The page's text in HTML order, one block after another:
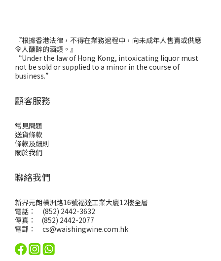
『根據香港法律，不得在業務過程中，向未成年人售賣或供應
令人醺醉的酒類。』
“Under the law of Hong Kong, intoxicating liquor must
not be sold or supplied to a minor in the course of
business.”
顧客服務
常見問題
送貨條款
條款及細則
關於我們
聯絡我們
新界元朗橫洲路16號福達工業大廈12樓全層
電話： (852) 2442-3632
傳真： (852) 2442-2077
電郵： cs@waishingwine.com.hk